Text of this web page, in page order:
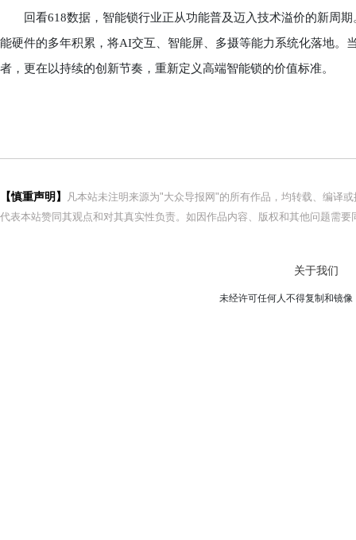
回看618数据，智能锁行业正从功能普及迈入技术溢价的新周期
能硬件的多年积累，将AI交互、智能屏、多摄等能力系统化落地。
者，更在以持续的创新节奏，重新定义高端智能锁的价值标准。
【慎重声明】
凡本站未注明来源为"大众导报网"的所有作品，均转载、编译
代表本站赞同其观点和对其真实性负责。如因作品内容、版权和其他问题需
关于我们
未经许可任何人不得复制和镜